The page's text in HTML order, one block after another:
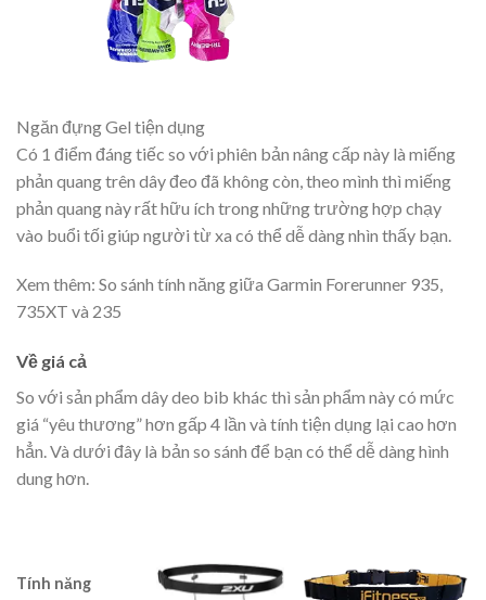
Ngăn đựng Gel tiện dụng
Có 1 điểm đáng tiếc so với phiên bản nâng cấp này là miếng
phản quang trên dây đeo đã không còn, theo mình thì miếng
phản quang này rất hữu ích trong những trường hợp chạy
vào buổi tối giúp người từ xa có thể dễ dàng nhìn thấy bạn.
Xem thêm: So sánh tính năng giữa Garmin Forerunner 935,
735XT và 235
Về giá cả
So với sản phẩm dây deo bib khác thì sản phẩm này có mức
giá “yêu thương” hơn gấp 4 lần và tính tiện dụng lại cao hơn
hẳn. Và dưới đây là bản so sánh để bạn có thể dễ dàng hình
dung hơn.
Tính năng